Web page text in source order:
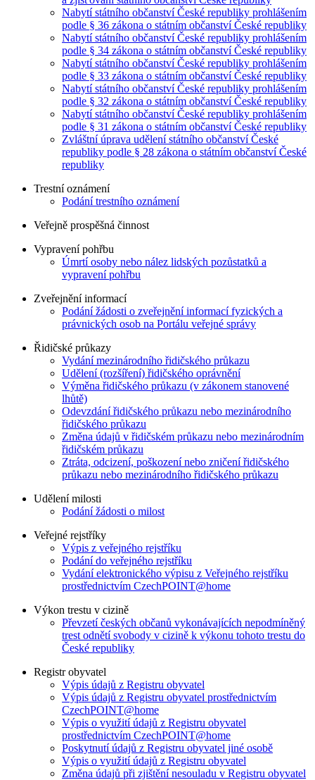
Nabytí státního občanství České republiky prohlášením
podle § 36 zákona o státním občanství České republiky
Nabytí státního občanství České republiky prohlášením
podle § 34 zákona o státním občanství České republiky
Nabytí státního občanství České republiky prohlášením
podle § 33 zákona o státním občanství České republiky
Nabytí státního občanství České republiky prohlášením
podle § 32 zákona o státním občanství České republiky
Nabytí státního občanství České republiky prohlášením
podle § 31 zákona o státním občanství České republiky
Zvláštní úprava udělení státního občanství České
republiky podle § 28 zákona o státním občanství České
republiky
Trestní oznámení
Podání trestního oznámení
Veřejně prospěšná činnost
Vypravení pohřbu
Úmrtí osoby nebo nález lidských pozůstatků a
vypravení pohřbu
Zveřejnění informací
Podání žádosti o zveřejnění informací fyzických a
právnických osob na Portálu veřejné správy
Řidičské průkazy
Vydání mezinárodního řidičského průkazu
Udělení (rozšíření) řidičského oprávnění
Výměna řidičského průkazu (v zákonem stanovené
lhůtě)
Odevzdání řidičského průkazu nebo mezinárodního
řidičského průkazu
Změna údajů v řidičském průkazu nebo mezinárodním
řidičském průkazu
Ztráta, odcizení, poškození nebo zničení řidičského
průkazu nebo mezinárodního řidičského průkazu
Udělení milosti
Podání žádosti o milost
Veřejné rejstříky
Výpis z veřejného rejstříku
Podání do veřejného rejstříku
Vydání elektronického výpisu z Veřejného rejstříku
prostřednictvím CzechPOINT@home
Výkon trestu v cizině
Převzetí českých občanů vykonávajících nepodmíněný
trest odnětí svobody v cizině k výkonu tohoto trestu do
České republiky
Registr obyvatel
Výpis údajů z Registru obyvatel
Výpis údajů z Registru obyvatel prostřednictvím
CzechPOINT@home
Výpis o využití údajů z Registru obyvatel
prostřednictvím CzechPOINT@home
Poskytnutí údajů z Registru obyvatel jiné osobě
Výpis o využití údajů z Registru obyvatel
Změna údajů při zjištění nesouladu v Registru obyvatel